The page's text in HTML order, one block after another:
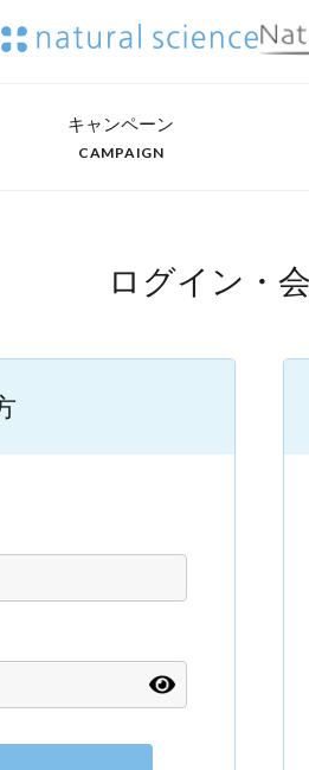
キャンペーン
CAMPAIGN
ログイン・